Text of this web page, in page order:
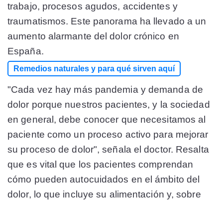
trabajo, procesos agudos, accidentes y
traumatismos. Este panorama ha llevado a un
aumento alarmante del dolor crónico en
España.
Remedios naturales y para qué sirven aquí
"Cada vez hay más pandemia y demanda de
dolor porque nuestros pacientes, y la sociedad
en general, debe conocer que necesitamos al
paciente como un proceso activo para mejorar
su proceso de dolor", señala el doctor. Resalta
que es vital que los pacientes comprendan
cómo pueden autocuidados en el ámbito del
dolor, lo que incluye su alimentación y, sobre